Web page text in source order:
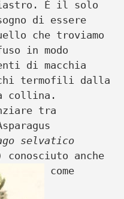
È il solo
di essere
che troviamo
in modo
di macchia
termofili dalla
collina.
tra
selvatico
conosciuto anche
come